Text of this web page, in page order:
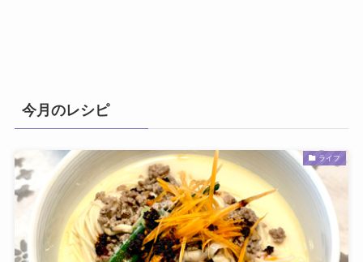
今月のレシピ
ライフ